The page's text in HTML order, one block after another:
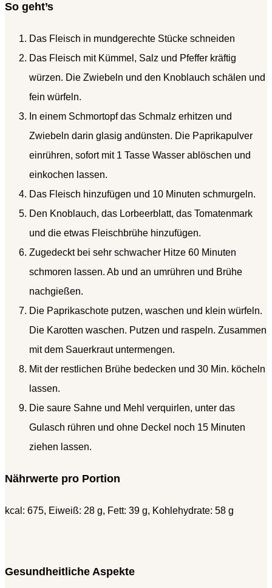
So geht’s
Das Fleisch in mundgerechte Stücke schneiden
Das Fleisch mit Kümmel, Salz und Pfeffer kräftig
würzen. Die Zwiebeln und den Knoblauch schälen und
fein würfeln.
In einem Schmortopf das Schmalz erhitzen und
Zwiebeln darin glasig andünsten. Die Paprikapulver
einrühren, sofort mit 1 Tasse Wasser ablöschen und
einkochen lassen.
Das Fleisch hinzufügen und 10 Minuten schmurgeln.
Den Knoblauch, das Lorbeerblatt, das Tomatenmark
und die etwas Fleischbrühe hinzufügen.
Zugedeckt bei sehr schwacher Hitze 60 Minuten
schmoren lassen. Ab und an umrühren und Brühe
nachgießen.
Die Paprikaschote putzen, waschen und klein würfeln.
Die Karotten waschen. Putzen und raspeln. Zusammen
mit dem Sauerkraut untermengen.
Mit der restlichen Brühe bedecken und 30 Min. köcheln
lassen.
Die saure Sahne und Mehl verquirlen, unter das
Gulasch rühren und ohne Deckel noch 15 Minuten
ziehen lassen.
Nährwerte pro Portion
kcal: 675, Eiweiß: 28 g, Fett: 39 g, Kohlehydrate: 58 g
Gesundheitliche Aspekte